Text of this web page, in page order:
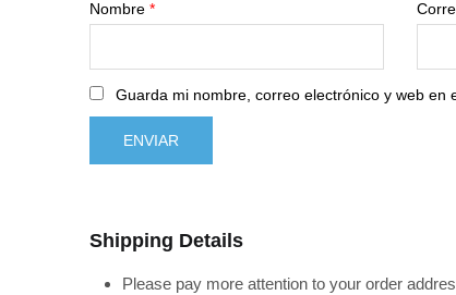
Nombre *
Guarda mi nombre, correo electrónico y web en
Shipping Details
Please pay more attention to your order